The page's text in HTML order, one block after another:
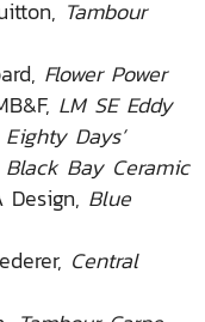
Tambour
Flower Power
LM SE Eddy
Days’
Black Bay Ceramic
Design, Blue
Central